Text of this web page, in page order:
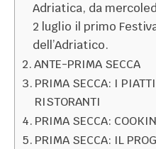
Adriatica, da
2 luglio il primo
dell’Adriatico.
ANTE-PRIMA SECCA
PRIMA SECCA: I
RISTORANTI
PRIMA SECCA:
PRIMA SECCA: IL